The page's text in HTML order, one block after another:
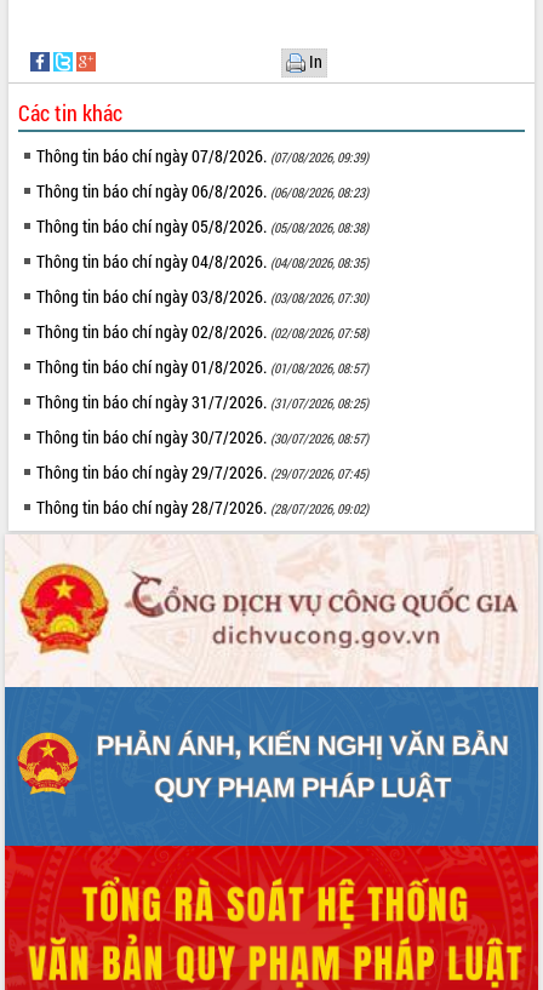
trong hành trình chuyển đổi số tại Đắk
Lắk
Đắk Lắk nâng cao hiệu quả công tác
Đảng từ Sổ tay đảng viên điện tử
Đắk Lắk đẩy mạnh nuôi biển công
nghệ, hướng tới phát triển thủy sản
bền vững
Tập huấn nâng cao năng lực triển khai
chuyển đổi số cho cán bộ, công chức
cấp xã
Quyền của người tiêu dùng Việt Nam
2026
Đẩy mạnh cải cách hành chính, quyết
hai con số trong năm 2026
Tổ chức trang trọng Lễ hội Đền thờ
Lương Văn Chánh năm 2026
Phó Bí thư Tỉnh ủy Đắk Lắk Đỗ Hữu
Nhân dân tỉnh
Bệnh án điện tử thúc đẩy chuyển đổi
số y tế tại Đắk Lắk
Chuyển đổi số thư viện: Mở rộng
không gian tri thức trong thời đại số
chức diễn tập trước ngày bầu cử
Chương trình “Gặp gỡ hữu nghị –
Friendship Meeting New Year 2026”
Lắk gửi gắm niềm tin, kỳ vọng vào lá
phiếu
Đắk Lắk sẵn sàng các điều kiện cho
Ngày hội bầu cử đại biểu Quốc hội
khóa XVI và HĐND các cấp nhiệm kỳ
2026-2031
In
Các tin khác
Thông tin báo chí ngày 07/8/2026. (07/08/2026, 09:39)
Thông tin báo chí ngày 06/8/2026. (06/08/2026, 08:23)
Thông tin báo chí ngày 05/8/2026. (05/08/2026, 08:38)
Thông tin báo chí ngày 04/8/2026. (04/08/2026, 08:35)
Thông tin báo chí ngày 03/8/2026. (03/08/2026, 07:30)
Thông tin báo chí ngày 02/8/2026. (02/08/2026, 07:58)
Thông tin báo chí ngày 01/8/2026. (01/08/2026, 08:57)
Thông tin báo chí ngày 31/7/2026. (31/07/2026, 08:25)
Thông tin báo chí ngày 30/7/2026. (30/07/2026, 08:57)
Thông tin báo chí ngày 29/7/2026. (29/07/2026, 07:45)
Thông tin báo chí ngày 28/7/2026. (28/07/2026, 09:02)